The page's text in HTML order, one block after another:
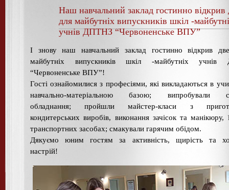
Наш навчальний заклад гостинно відкрив
для майбутніх випускників шкіл -
учнів ДПТНЗ “Червоненське ВПУ”
І знову наш навчальний заклад гостинно відкрив
майбутніх випускників шкіл -майбутніх учнів
“Червоненське ВПУ”!
Гості ознайомилися з професіями, які викладаються в
навчально-матеріальною базою; випробували
обладнання; пройшли майстер-класи з
кондитерських виробів, виконання зачісок та манікюру,
транспортних засобах; смакували гарячим обідом.
Дякуємо юним гостям за активність, щирість та
настрій!